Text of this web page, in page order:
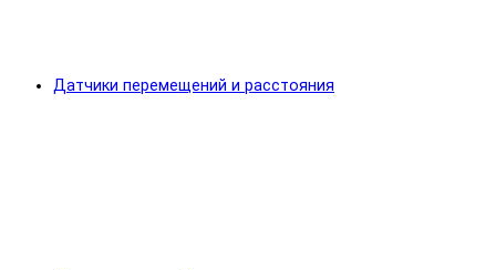
Датчики перемещений и расстояния